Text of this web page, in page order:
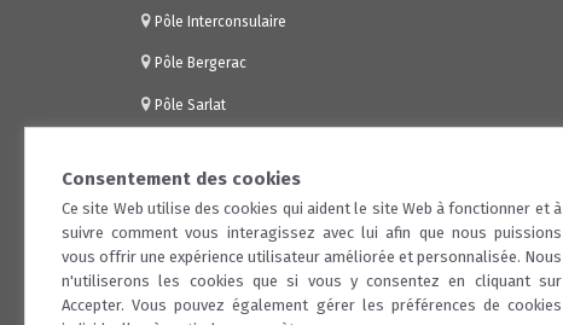
Pôle Interconsulaire
Pôle Bergerac
Pôle Sarlat
Consentement des cookies
Ce site Web utilise des cookies qui aident le site Web à fonctionner et à
suivre comment vous interagissez avec lui afin que nous puissions
vous offrir une expérience utilisateur améliorée et personnalisée. Nous
n'utiliserons les cookies que si vous y consentez en cliquant sur
Accepter. Vous pouvez également gérer les préférences de cookies